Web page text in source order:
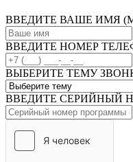
ВВЕДИТЕ ВАШЕ ИМЯ
ВВЕДИТЕ НОМЕР
ВЫБЕРИТЕ ТЕМУ
ВВЕДИТЕ СЕРИЙНЫЙ